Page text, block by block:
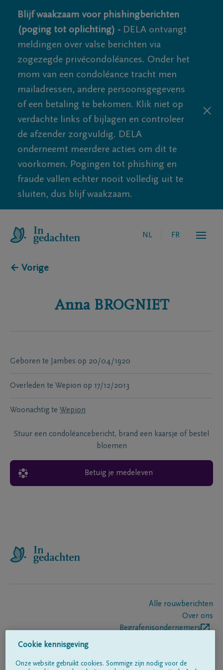
Blijf waakzaam voor phishingberichten
(poging tot oplichting) - DELA ontvangt
meldingen over valse berichten via
zogezegde privécondoléances. Onder het
mom van een condoléance tracht men
mailadressen, andere persoonsgegevens
of een betaling te bekomen. Klik niet op
verdachte links of bijlagen en controleer
de afzender zorgvuldig. DELA
onderneemt meerdere acties om dit te
voorkomen. Pogingen tot phishing en
fraude vallen echter nooit volledig uit te
sluiten, dus blijf waakzaam.
NL FR
← Vorige
Anna BROGNIET
Geboren te Jambes op 20/04/1920
Overleden te Wepion op 17/12/2013
Woonachtig te Wepion
Stuur een condoléancebericht, brand een kaarsje of bestel
bloemen
Betuig je medeleven
Alle rouwberichten
Over ons
Begrafenisondernemers
Cookie kennisgeving
Onze website gebruikt cookies. Sommige zijn nodig voor de